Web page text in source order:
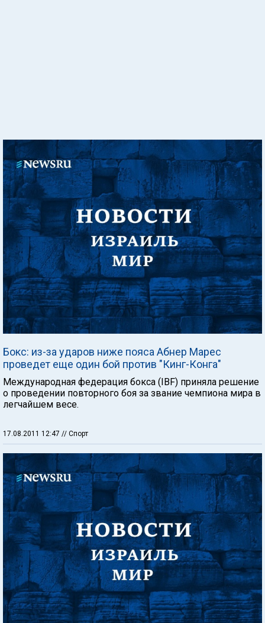
Бокс: из-за ударов ниже пояса Абнер Марес
проведет еще один бой против "Кинг-Конга"
Международная федерация бокса (IBF) приняла решение
о проведении повторного боя за звание чемпиона мира в
легчайшем весе.
17.08.2011 12:47 // Спорт